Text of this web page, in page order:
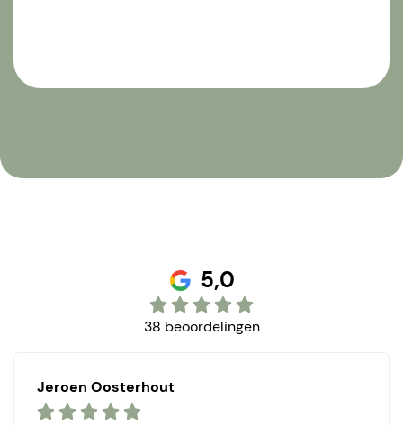
5,0
38 beoordelingen
Jeroen Oosterhout